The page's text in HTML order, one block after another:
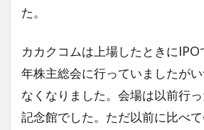
た。
カカクコムは上場したときに
年株主総会に行っていましたが
なくなりました。会場は以前行
記念館でした。ただ以前に比べ